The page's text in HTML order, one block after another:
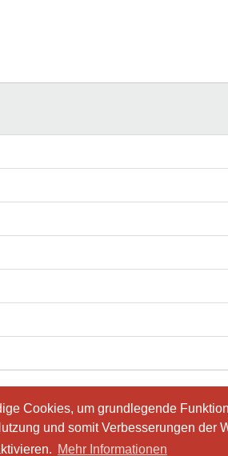
Cookies, um grundlegende
und somit Verbesserungen der
Mehr Informationen
Cookies, um grundlegende
und somit Verbesserungen der
Mehr Informationen
Studio.